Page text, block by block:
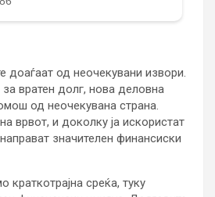
доаѓаат од неочекувани извори.
вратен долг, нова деловна
од неочекувана страна.
врвот, и доколку ја искористат
значителен финансиски
краткотрајна среќа, туку